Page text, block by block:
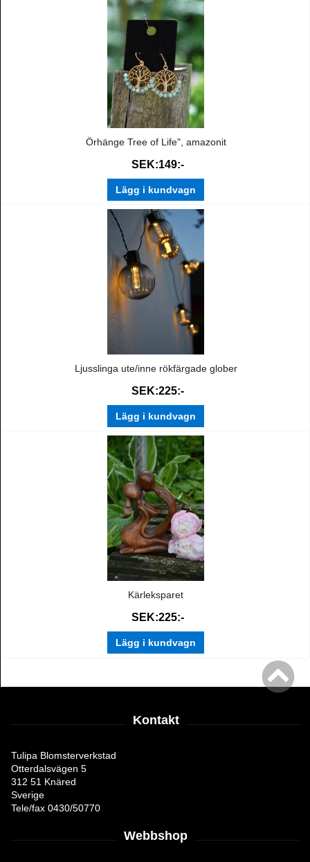
Örhänge Tree of Life", amazonit
SEK:149:-
Lägg i kundvagn
Ljusslinga ute/inne rökfärgade glober
SEK:225:-
Lägg i kundvagn
Kärleksparet
SEK:225:-
Lägg i kundvagn
Kontakt
Tulipa Blomsterverkstad
Otterdalsvägen 5
312 51 Knäred
Sverige
Tele/fax 0430/50770
Webbshop